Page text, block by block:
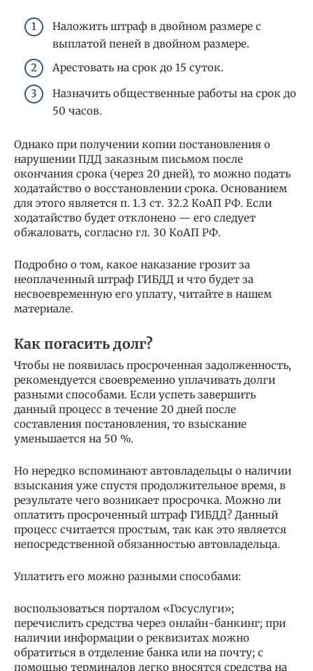
Наложить штраф в двойном размере с
выплатой пеней в двойном размере.
Арестовать на срок до 15 суток.
Назначить общественные работы на срок до
50 часов.
Однако при получении копии постановления о
нарушении ПДД заказным письмом после
окончания срока (через 20 дней), то можно подать
ходатайство о восстановлении срока. Основанием
для этого является п. 1.3 ст. 32.2 КоАП РФ. Если
ходатайство будет отклонено — его следует
обжаловать, согласно гл. 30 КоАП РФ.
Подробно о том, какое наказание грозит за
неоплаченный штраф ГИБДД и что будет за
несвоевременную его уплату, читайте в нашем
материале.
Как погасить долг?
Чтобы не появилась просроченная задолженность,
рекомендуется своевременно уплачивать долги
разными способами. Если успеть завершить
данный процесс в течение 20 дней после
составления постановления, то взыскание
уменьшается на 50 %.
Но нередко вспоминают автовладельцы о наличии
взыскания уже спустя продолжительное время, в
результате чего возникает просрочка. Можно ли
оплатить просроченный штраф ГИБДД? Данный
процесс считается простым, так как это является
непосредственной обязанностью автовладельца.
Уплатить его можно разными способами:
воспользоваться порталом «Госуслуги»;
перечислить средства через онлайн-банкинг; при
наличии информации о реквизитах можно
обратиться в отделение банка или на почту; с
помощью терминалов легко вносятся средства на